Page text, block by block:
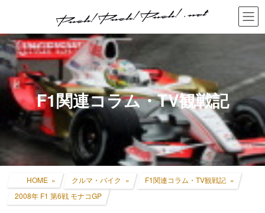
ン
ツ
へ
ス
キ
ー
シ
ョ
ン
に
F1関連コラム・TV観戦記
HOME クルマ・バイク
F1関連コラム・TV観戦記
2008年 F1 第6戦 モナコGP